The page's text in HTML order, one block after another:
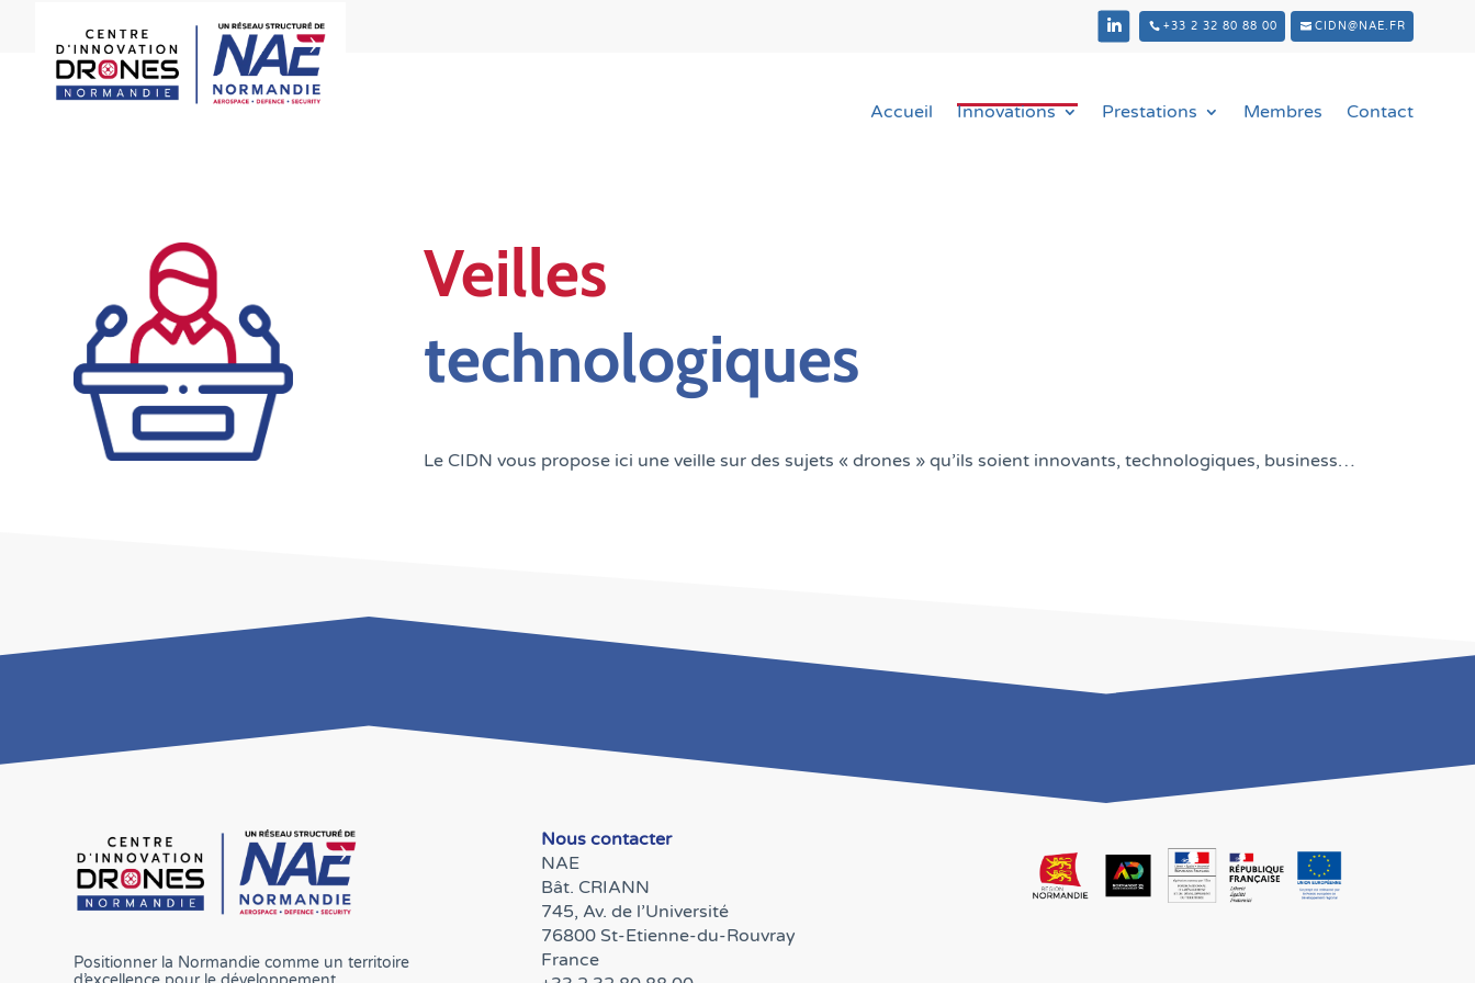
+33 2 32 80 88 00 CIDN@NAE.FR
Accueil Innovations Prestations Membres Contact
Veilles
technologiques
Le CIDN vous propose ici une veille sur des sujets « drones » qu’ils soient innovants, technologiques, business…
Positionner la Normandie comme un territoire
Nous contacter
NAE
Bât. CRIANN
745, Av. de l’Université
76800 St-Etienne-du-Rouvray
France